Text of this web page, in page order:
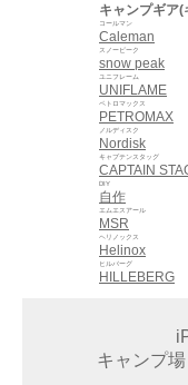
キャンプギア
Caleman
コールマン
snow peak
スノーピーク
UNIFLAME
ユニフレーム
PETROMAX
ペトロマックス
Nordisk
ノルディスク
CAPTAIN
キャプテンスタッグ
自作
DIY
MSR
エムエスアール
Helinox
ヘリノックス
HILLEBERG
ヒルバーグ
キャンプ